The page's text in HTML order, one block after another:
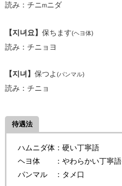
読み：チニ m ニダ
【지녀요】 保ちます(ヘヨ体)
読み：チニョヨ
【지녀】 保つよ (パンマル)
読み：チニョ
待遇法
ハムニダ体：硬い丁寧語
ヘヨ体 ：やわらかい丁寧語
パンマル ：タメ口